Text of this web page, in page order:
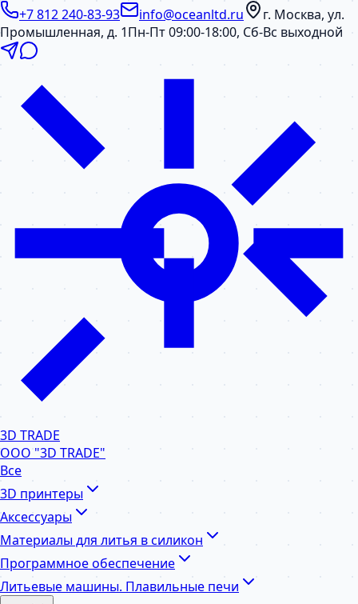
+7 812 240-83-93 info@oceanltd.ru
г. Москва, ул.
Промышленная, д. 1Пн-Пт 09:00-18:00, Сб-Вс выходной
3D TRADE
ООО "3D TRADE"
Все
3D принтеры
Аксессуары
Материалы для литья в силикон
Программное обеспечение
Литьевые машины. Плавильные печи